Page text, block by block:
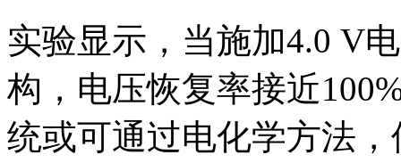
实验显示，当施加4.0 V
构，电压恢复率接近
统或可通过电化学方法